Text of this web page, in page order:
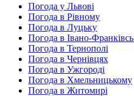
Погода у Львові
Погода в Рівному
Погода в Луцьку
Погода в Івано-
Погода в Тернополі
Погода в Чернівцях
Погода в Ужгороді
Погода в Хмельницькому
Погода в Житомирі